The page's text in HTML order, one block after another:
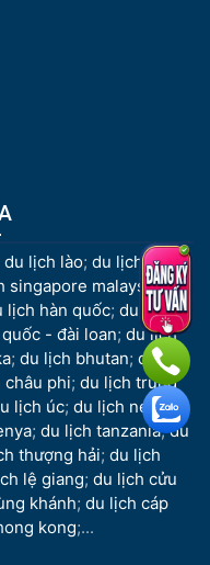
du lịch lào; du lịch
singapore malaysia;du
lịch hàn quốc; du lịch
- đài loan; du lịch
; du lịch bhutan; du lịch
châu phi; du lịch trung
lịch úc; du lịch new
; du lịch tanzania;du
thượng hải; du lịch
lệ giang; du lịch cửu
khánh; du lịch cáp
kong;...